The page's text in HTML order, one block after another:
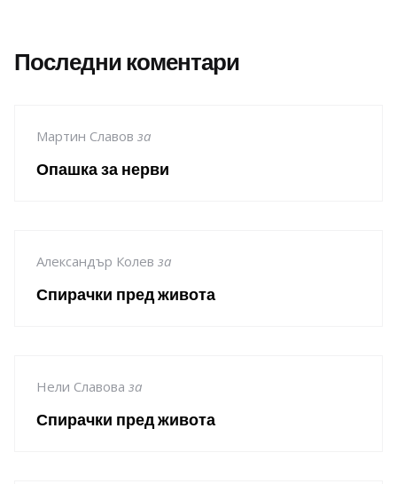
Последни коментари
Мартин Славов за
Опашка за нерви
Александър Колев за
Спирачки пред живота
Нели Славова за
Спирачки пред живота